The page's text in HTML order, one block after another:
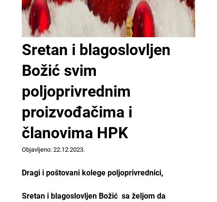
Sretan i blagoslovljen
Božić svim
poljoprivrednim
proizvođačima i
članovima HPK
Objavljeno: 22.12.2023.
Dragi i poštovani kolege poljoprivrednici,
Sretan i blagoslovljen Božić sa željom da